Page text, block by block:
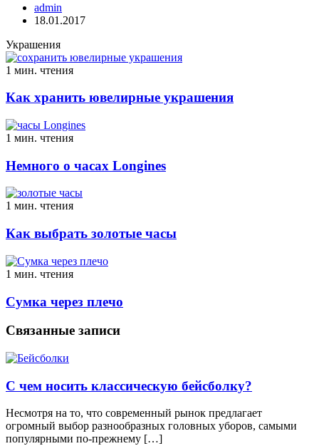
admin
18.01.2017
Украшения
1 мин. чтения
Как хранить ювелирные украшения
1 мин. чтения
Немного о часах Longines
1 мин. чтения
Как выбрать золотые часы
1 мин. чтения
Сумка через плечо
Связанные записи
С чем носить классическую бейсболку?
Несмотря на то, что современный рынок предлагает
огромный выбор разнообразных головных уборов, самыми
популярными по-прежнему […]